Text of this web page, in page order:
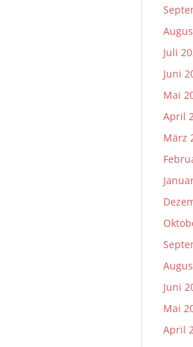
Juli
Juni
Mai
April
März
Juni
Mai
April